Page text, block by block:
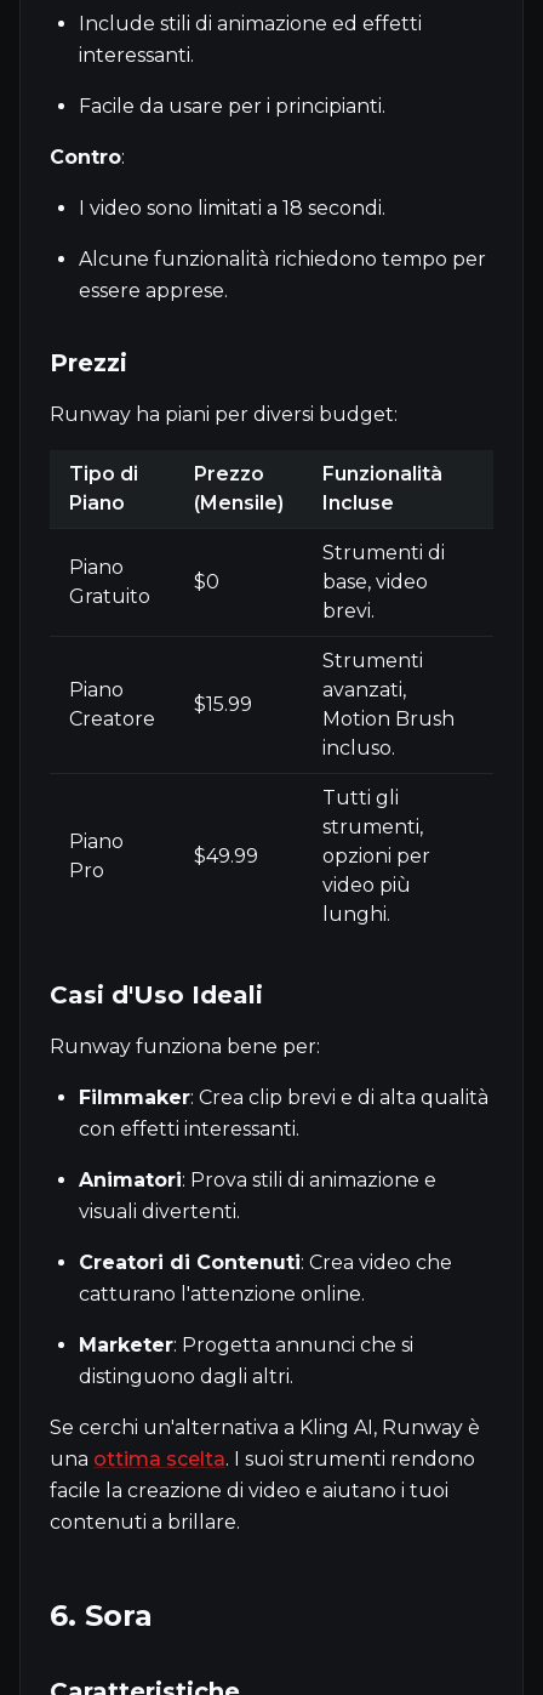
Include stili di animazione ed effetti
interessanti.
Facile da usare per i principianti.
Contro:
I video sono limitati a 18 secondi.
Alcune funzionalità richiedono tempo per
essere apprese.
Prezzi
Runway ha piani per diversi budget:
Tipo di
Piano
Prezzo
(Mensile)
Funzionalità
Incluse
Piano
Gratuito
$0
Strumenti di
base, video
brevi.
Piano
Creatore
$15.99
Strumenti
avanzati,
Motion Brush
incluso.
Piano
Pro
$49.99
Tutti gli
strumenti,
opzioni per
video più
lunghi.
Casi d'Uso Ideali
Runway funziona bene per:
Filmmaker: Crea clip brevi e di alta qualità
con effetti interessanti.
Animatori: Prova stili di animazione e
visuali divertenti.
Creatori di Contenuti: Crea video che
catturano l'attenzione online.
Marketer: Progetta annunci che si
distinguono dagli altri.
Se cerchi un'alternativa a Kling AI, Runway è
una ottima scelta. I suoi strumenti rendono
facile la creazione di video e aiutano i tuoi
contenuti a brillare.
6. Sora